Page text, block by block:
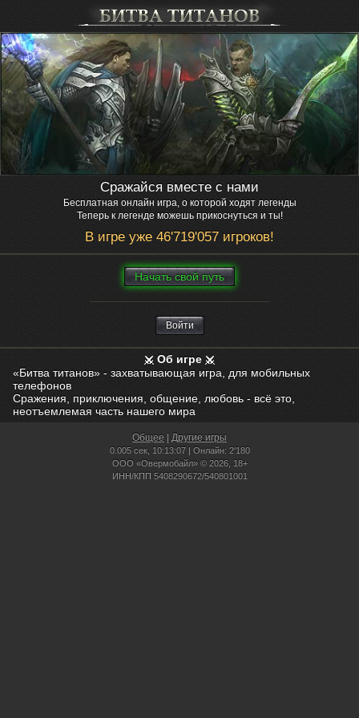
Сражайся вместе с нами
Бесплатная онлайн игра, о которой ходят легенды
Теперь к легенде можешь прикоснуться и ты!
В игре уже 46'719'057 игроков!
Нaчaть свой путь
Войти
Об игре
«Битва титанов» - захватывающая игра, для мобильных
телефонов
Сражения, приключения, общение, любовь - всё это,
неотъемлемая часть нашего мира
Общее Другие игры
0.005 сек, 10:13:07 | Онлайн: 2'180
ООО «Овермобайл» © 2026, 18+
ИНН/КПП 5408290672/540801001